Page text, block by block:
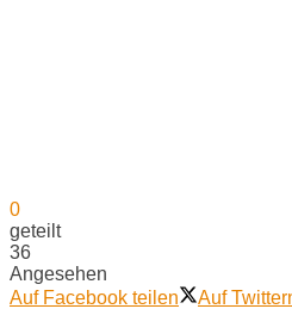
0
geteilt
36
Angesehen
Auf Facebook teilen
Auf